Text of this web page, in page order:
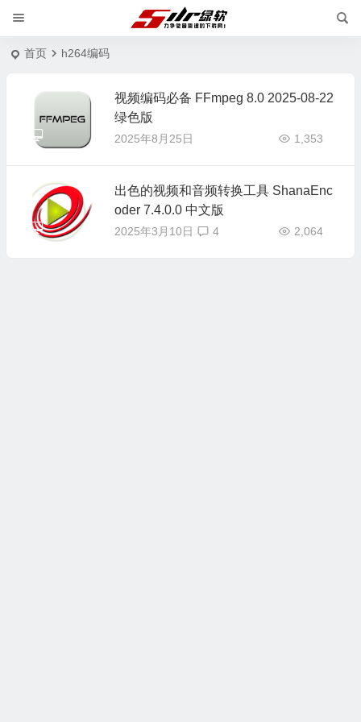
首页 h264编码
视频编码必备 FFmpeg 8.0 2025-08-22
绿色版
2025年8月25日 1,353
出色的视频和音频转换工具 ShanaEnc
oder 7.4.0.0 中文版
2025年3月10日 2,064
4